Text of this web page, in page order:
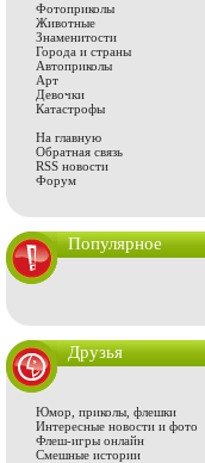
Фотоприколы
Животные
Знаменитости
Города и страны
Автоприколы
Арт
Девочки
Катастрофы
На главную
Обратная связь
RSS новости
Форум
Популярное
Друзья
Юмор, приколы, флешки
Интересные новости и фото
Флеш-игры онлайн
Смешные истории